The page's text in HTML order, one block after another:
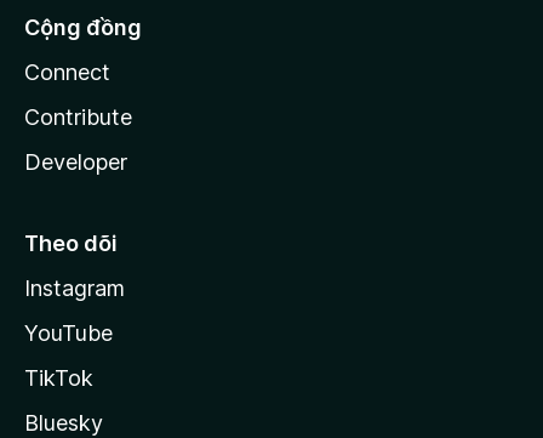
Cộng đồng
Connect
Contribute
Developer
Theo dõi
Instagram
YouTube
TikTok
Bluesky